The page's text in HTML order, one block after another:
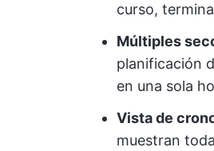
curso,
Múltiples
planificación
en una sola
Vista de
muestran toda